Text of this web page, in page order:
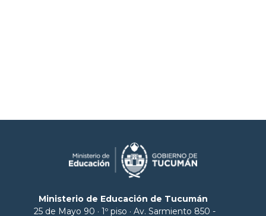
Ministerio de Educación de Tucumán
25 de Mayo 90 · 1º piso · Av. Sarmiento 850 -